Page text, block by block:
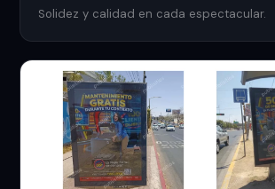
Solidez y calidad en cada espectacular.